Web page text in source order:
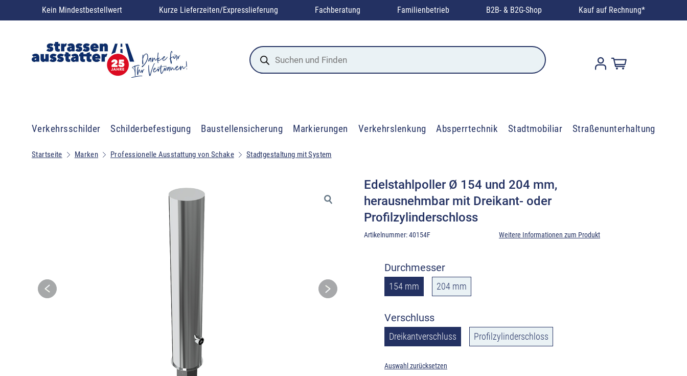
Kein Mindestbestellwert Kurze Lieferzeiten/Expresslieferung Fachberatung Familienbetrieb B2B- & B2G-Shop Kauf auf Rechnung*
Products
search
Verkehrsschilder Schilderbefestigung Baustellensicherung Markierungen Verkehrslenkung Absperrtechnik Stadtmobiliar Straßenunterhaltung
Startseite Marken Professionelle Ausstattung von Schake Stadtgestaltung mit System
Edelstahlpoller Ø 154 und 204 mm,
herausnehmbar mit Dreikant- oder
Profilzylinderschloss
Artikelnummer:40154F Weitere Informationen zum Produkt
Durchmesser
154 mm 204 mm
Verschluss
Dreikantverschluss Profilzylinderschloss
Auswahl zurücksetzen